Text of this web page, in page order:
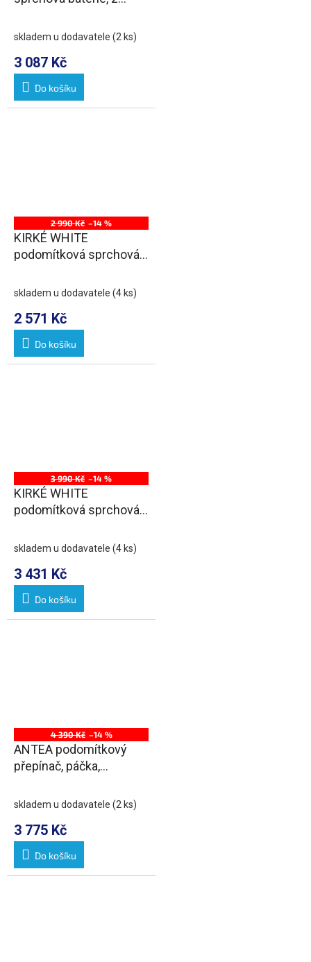
skladem u dodavatele (2 ks)
3 087 Kč
Do košíku
2 990 Kč –14 %
KIRKÉ WHITE
podomítková sprchová
páčka, chrom
skladem u dodavatele (4 ks)
2 571 Kč
Do košíku
3 990 Kč –14 %
KIRKÉ WHITE
podomítková sprchová
páčka, chrom
skladem u dodavatele (4 ks)
3 431 Kč
Do košíku
4 390 Kč –14 %
ANTEA podomítkový
přepínač, páčka,
skladem u dodavatele (2 ks)
3 775 Kč
Do košíku